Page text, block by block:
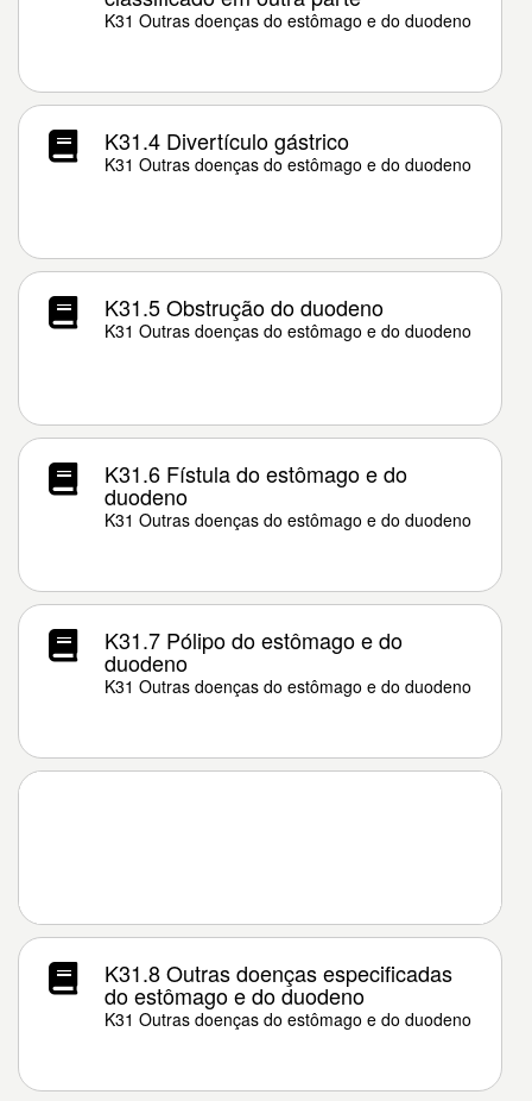
K31 Outras doenças do estômago e do duodeno
K31.4 Divertículo gástrico
K31 Outras doenças do estômago e do duodeno
K31.5 Obstrução do duodeno
K31 Outras doenças do estômago e do duodeno
K31.6 Fístula do estômago e do
duodeno
K31 Outras doenças do estômago e do duodeno
K31.7 Pólipo do estômago e do
duodeno
K31 Outras doenças do estômago e do duodeno
K31.8 Outras doenças especificadas
do estômago e do duodeno
K31 Outras doenças do estômago e do duodeno